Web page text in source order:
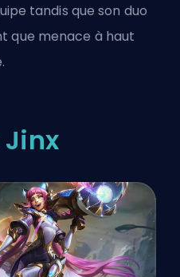
tandis que son duo
que menace à haut
Jinx